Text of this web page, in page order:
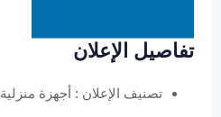
تفاصيل الإعلان
تصنيف الإعلان : أجهزة منزلية